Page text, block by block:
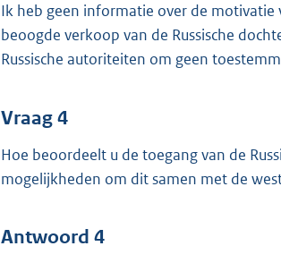
Ik heb geen informatie over de motivatie
beoogde verkoop van de Russische
Russische autoriteiten om geen
Vraag 4
Hoe beoordeelt u de toegang van de
mogelijkheden om dit samen met de
Antwoord 4